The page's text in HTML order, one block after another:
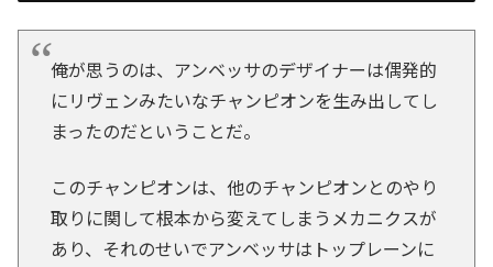
俺が思うのは、アンベッサのデザイナーは偶発的
にリヴェンみたいなチャンピオンを生み出してし
まったのだということだ。
このチャンピオンは、他のチャンピオンとのやり
取りに関して根本から変えてしまうメカニクスが
あり、それのせいでアンベッサはトップレーンに